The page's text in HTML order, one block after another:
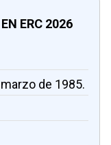
ERC 2026
de 1985.